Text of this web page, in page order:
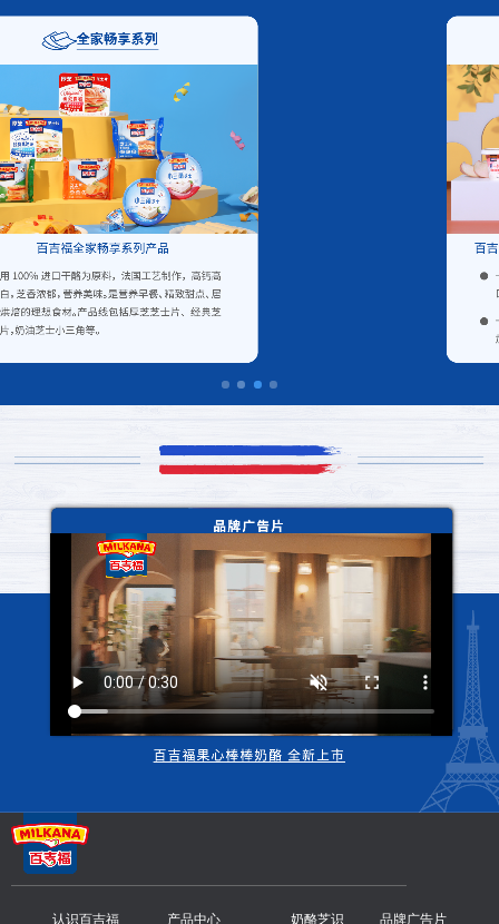
认识百吉福 产品中心 奶酪芝识 品牌广告片